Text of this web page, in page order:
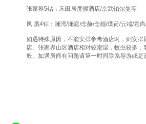
张家界5钻：禾田居度假酒店/京武铂尔曼等
凤 凰4钻：澜湾/澜庭/念赫/念楃/璞荷/云端/君
如遇特殊原因，不能安排参考酒店时，则安排
店。张家界山区酒店相对较潮湿，蚊虫较多，
般。如遇房间有问题请第一时间联系导游或是